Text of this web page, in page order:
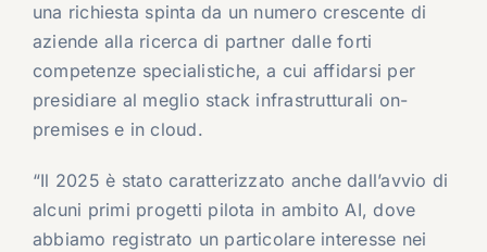
una richiesta spinta da un numero crescente di
aziende alla ricerca di partner dalle forti
competenze specialistiche, a cui affidarsi per
presidiare al meglio stack infrastrutturali on-
premises e in cloud.
“Il 2025 è stato caratterizzato anche dall’avvio di
alcuni primi progetti pilota in ambito AI, dove
abbiamo registrato un particolare interesse nei